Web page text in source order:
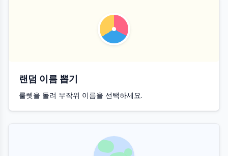
랜덤 이름 뽑기
룰렛을 돌려 무작위 이름을 선택하세요.